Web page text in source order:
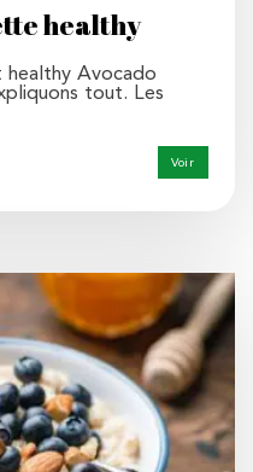
healthy
healthy Avocado
tout. Les
Voir